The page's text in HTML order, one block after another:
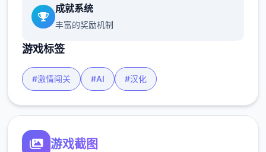
成就系统
丰富的奖励机制
游戏标签
#激情闯关 #AI #汉化
游戏截图